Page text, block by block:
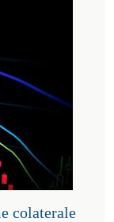
colaterale